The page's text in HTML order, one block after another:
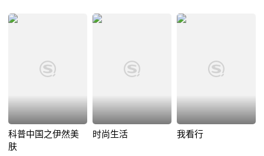
科普中国之伊然美
肤
时尚生活 我看行